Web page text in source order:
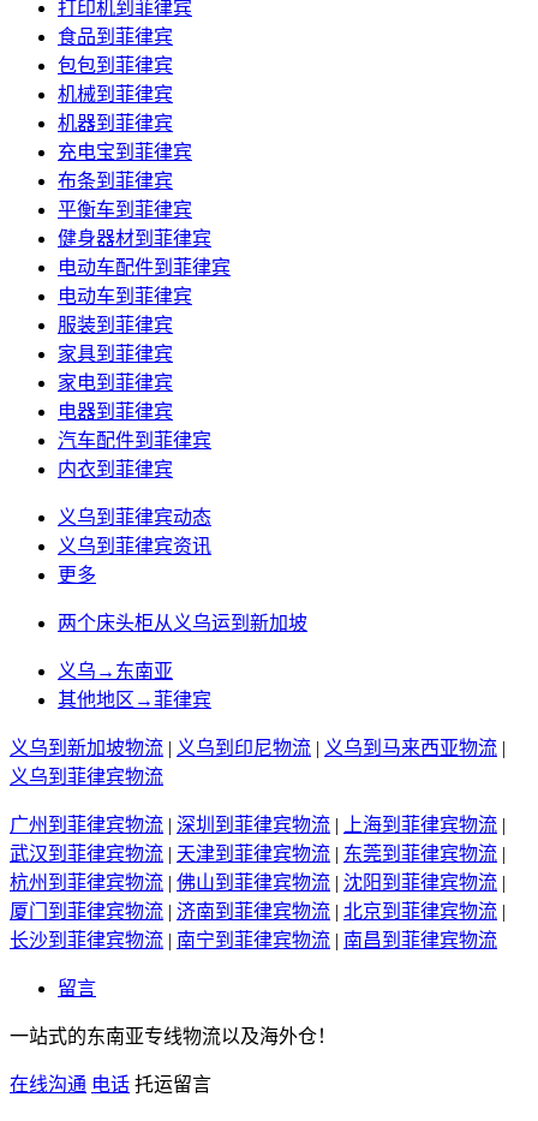
打印机到菲律宾
食品到菲律宾
包包到菲律宾
机械到菲律宾
机器到菲律宾
充电宝到菲律宾
布条到菲律宾
平衡车到菲律宾
健身器材到菲律宾
电动车配件到菲律宾
电动车到菲律宾
服装到菲律宾
家具到菲律宾
家电到菲律宾
电器到菲律宾
汽车配件到菲律宾
内衣到菲律宾
义乌到菲律宾动态
义乌到菲律宾资讯
更多
两个床头柜从义乌运到新加坡
义乌→东南亚
其他地区→菲律宾
义乌到新加坡物流 | 义乌到印尼物流 | 义乌到马来西亚物流 |
义乌到菲律宾物流
广州到菲律宾物流 | 深圳到菲律宾物流 | 上海到菲律宾物流 |
武汉到菲律宾物流 | 天津到菲律宾物流 | 东莞到菲律宾物流 |
杭州到菲律宾物流 | 佛山到菲律宾物流 | 沈阳到菲律宾物流 |
厦门到菲律宾物流 | 济南到菲律宾物流 | 北京到菲律宾物流 |
长沙到菲律宾物流 | 南宁到菲律宾物流 | 南昌到菲律宾物流
留言
一站式的东南亚专线物流以及海外仓！
在线沟通 电话 托运留言